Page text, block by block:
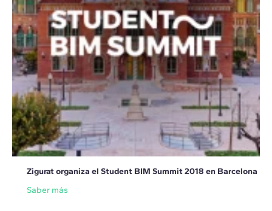
Zigurat organiza el Student BIM Summit 2018 en Barcelona
Saber más